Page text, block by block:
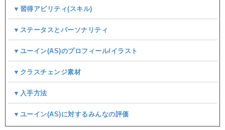
▼習得アビリティ(スキル)
▼ステータスとパーソナリティ
▼ユーイン(AS)のプロフィール/イラスト
▼クラスチェンジ素材
▼入手方法
▼ユーイン(AS)に対するみんなの評価